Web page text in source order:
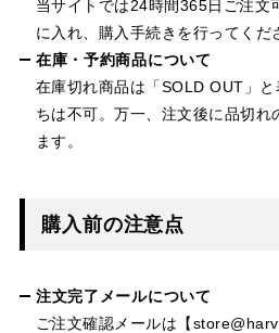
当サイトでは24時間365日ご注文
に入れ、購入手続きを行ってくだ
在庫・予約商品について
在庫切れ商品は「SOLD OUT」
ちは不可。万一、注文後に品切れ
ます。
購入前の注意点
注文完了メールについて
ご注文確認メールは【